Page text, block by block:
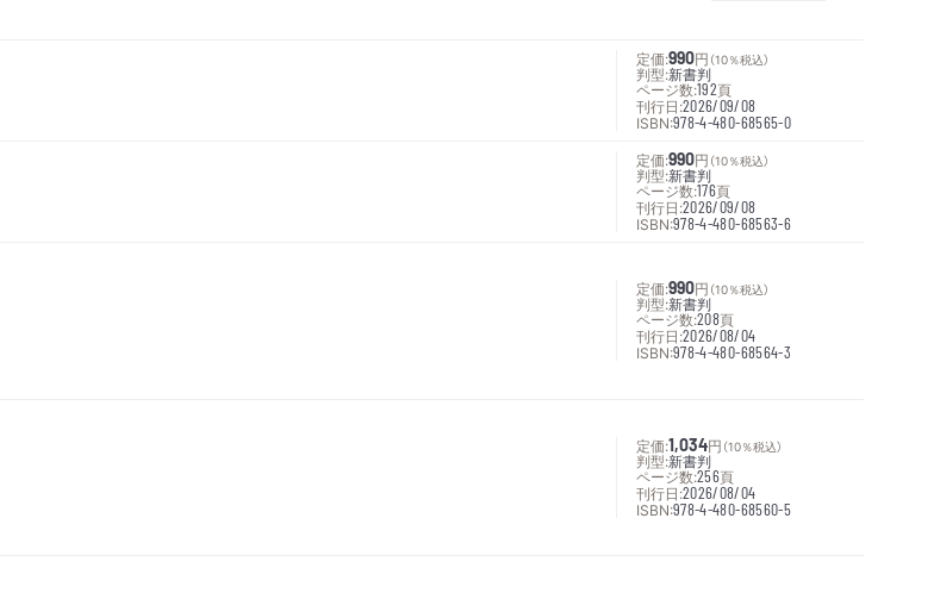
定価:990円 （10％税込）
判型:新書判
ページ数:192頁
刊行日:2026/09/08
ISBN:978-4-480-68565-0
定価:990円 （10％税込）
判型:新書判
ページ数:176頁
刊行日:2026/09/08
ISBN:978-4-480-68563-6
定価:990円 （10％税込）
判型:新書判
ページ数:208頁
刊行日:2026/08/04
ISBN:978-4-480-68564-3
定価:1,034円 （10％税込）
判型:新書判
ページ数:256頁
刊行日:2026/08/04
ISBN:978-4-480-68560-5